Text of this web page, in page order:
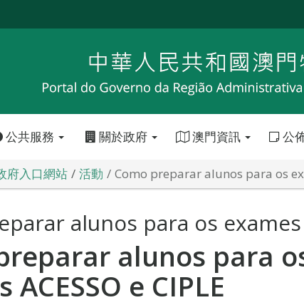
公共服務 關於政府 澳門資訊 公
府入口網站 活動 Como preparar alunos para os
alunos para os exames
alunos para
ACESSO e CIPLE